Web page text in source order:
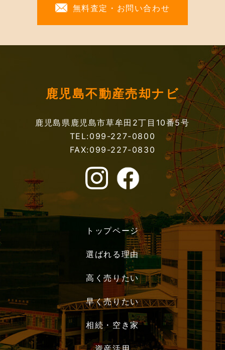
無料査定・お問い合わせ
鹿児島不動産売却ナビ
鹿児島県鹿児島市草牟田2丁目10番5号
TEL:099-227-0800
FAX:099-227-0830
トップページ
選ばれる理由
高く売りたい
早く売りたい
相続・空き家